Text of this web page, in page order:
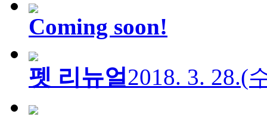
Coming soon!
펫 리뉴얼2018. 3. 28.(